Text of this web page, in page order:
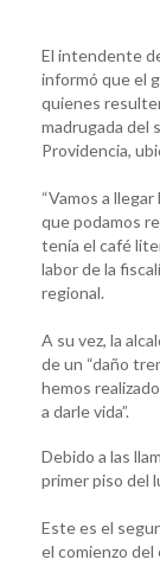
El intendente
informó que el
quienes
madrugada del
Providencia,
“Vamos a
que podamos
tenía el café
labor de la
regional.
A su vez, la
de un “daño
hemos
a darle vida”.
Debido a las
primer piso del
Este es el
el comienzo del